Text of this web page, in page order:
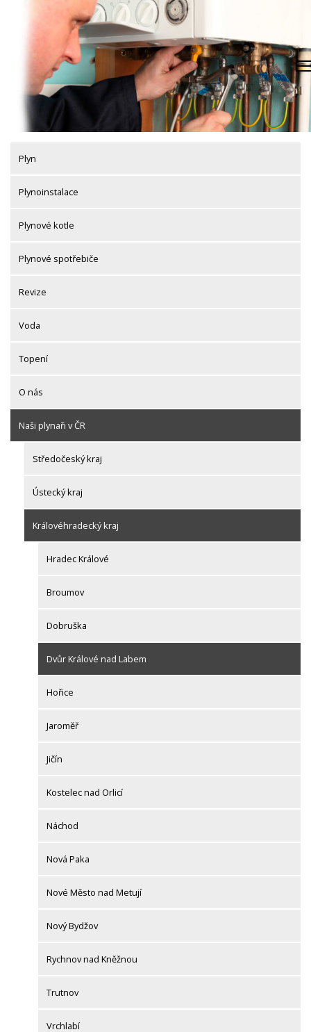
Plyn
Plynoinstalace
Plynové kotle
Plynové spotřebiče
Revize
Voda
Topení
O nás
Naši plynaři v ČR
Středočeský kraj
Ústecký kraj
Královéhradecký kraj
Hradec Králové
Broumov
Dobruška
Dvůr Králové nad Labem
Hořice
Jaroměř
Jičín
Kostelec nad Orlicí
Náchod
Nová Paka
Nové Město nad Metují
Nový Bydžov
Rychnov nad Kněžnou
Trutnov
Vrchlabí